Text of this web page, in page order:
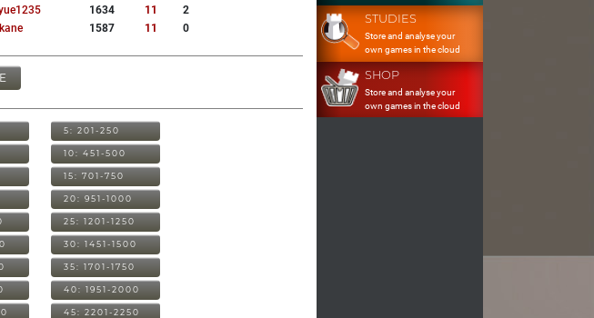
1634 11
2
1587 11 0
5: 201-250
10: 451-500
15: 701-750
20: 951-1000
25: 1201-1250
30: 1451-1500
35: 1701-1750
40: 1951-2000
45: 2201-2250
STUDIES
Store and analyse your
own games in the cloud
SHOP
Store and analyse your
own games in the cloud